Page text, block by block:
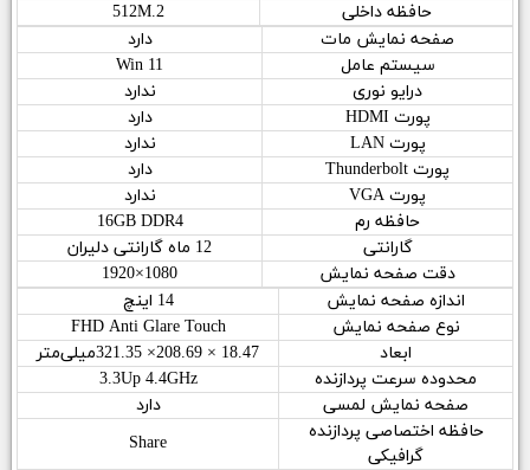
512M.2
حافظه داخلی
دارد
صفحه نمایش مات
Win 11
سیستم عامل
ندارد
درایو نوری
دارد
پورت HDMI
ندارد
پورت LAN
دارد
پورت Thunderbolt
ندارد
پورت VGA
16GB DDR4
حافظه رم
12 ماه گارانتی دلیران
گارانتی
1080×1920
دقت صفحه نمایش
14 اینچ
اندازه صفحه نمایش
FHD Anti Glare Touch
نوع صفحه نمایش
18.47 × 208.69× 321.35میلی‌متر
ابعاد
3.3Up 4.4GHz
محدوده سرعت پردازنده
دارد
صفحه نمایش لمسی
Share
حافظه اختصاصی پردازنده
گرافیکی